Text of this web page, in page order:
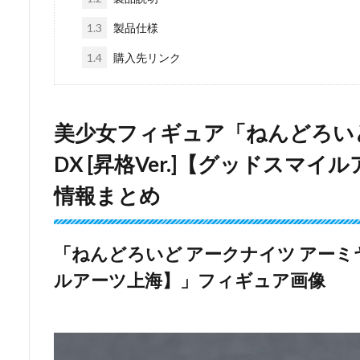
1.3 製品仕様
1.4 購入先リンク
美少女フィギュア「ねんどろ
DX [昇格Ver.]【グッドスマイ
情報まとめ
「ねんどろいど アークナイツ アー
ルアーツ上海】」フィギュア画像